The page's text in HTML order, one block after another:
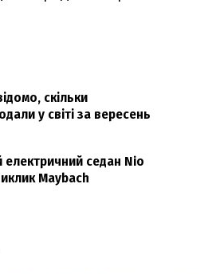
скільки
у світі за вересень
електричний седан Nio
Maybach